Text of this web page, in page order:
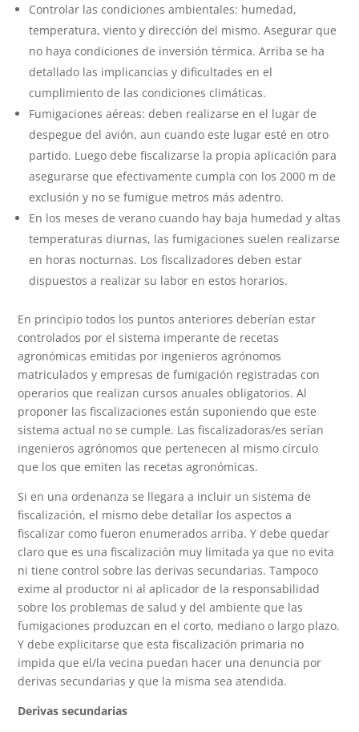
Controlar las condiciones ambientales: humedad,
temperatura, viento y dirección del mismo. Asegurar que
no haya condiciones de inversión térmica. Arriba se ha
detallado las implicancias y dificultades en el
cumplimiento de las condiciones climáticas.
Fumigaciones aéreas: deben realizarse en el lugar de
despegue del avión, aun cuando este lugar esté en otro
partido. Luego debe fiscalizarse la propia aplicación para
asegurarse que efectivamente cumpla con los 2000 m de
exclusión y no se fumigue metros más adentro.
En los meses de verano cuando hay baja humedad y altas
temperaturas diurnas, las fumigaciones suelen realizarse
en horas nocturnas. Los fiscalizadores deben estar
dispuestos a realizar su labor en estos horarios.
En principio todos los puntos anteriores deberían estar
controlados por el sistema imperante de recetas
agronómicas emitidas por ingenieros agrónomos
matriculados y empresas de fumigación registradas con
operarios que realizan cursos anuales obligatorios. Al
proponer las fiscalizaciones están suponiendo que este
sistema actual no se cumple. Las fiscalizadoras/es serían
ingenieros agrónomos que pertenecen al mismo círculo
que los que emiten las recetas agronómicas.
Si en una ordenanza se llegara a incluir un sistema de
fiscalización, el mismo debe detallar los aspectos a
fiscalizar como fueron enumerados arriba. Y debe quedar
claro que es una fiscalización muy limitada ya que no evita
ni tiene control sobre las derivas secundarias. Tampoco
exime al productor ni al aplicador de la responsabilidad
sobre los problemas de salud y del ambiente que las
fumigaciones produzcan en el corto, mediano o largo plazo.
Y debe explicitarse que esta fiscalización primaria no
impida que el/la vecina puedan hacer una denuncia por
derivas secundarias y que la misma sea atendida.
Derivas secundarias